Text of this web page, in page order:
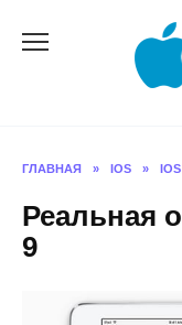
ГЛАВНАЯ » IOS »
Реальная
9